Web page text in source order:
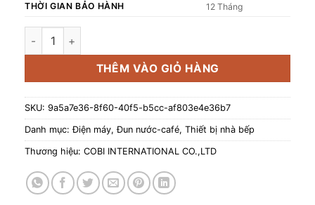
THỜI GIAN BẢO HÀNH
12 Tháng
Ấm đun nước điện cổ ngỗng COBI màu trắng 0.8L_CB-
THÊM VÀO GIỎ HÀNG
SKU: 9a5a7e36-8f60-40f5-b5cc-af803e4e36b7
Danh mục:Điện máy,Đun nước-café, Thiết bị nhà bếp
Thương hiệu: COBI INTERNATIONAL CO.,LTD